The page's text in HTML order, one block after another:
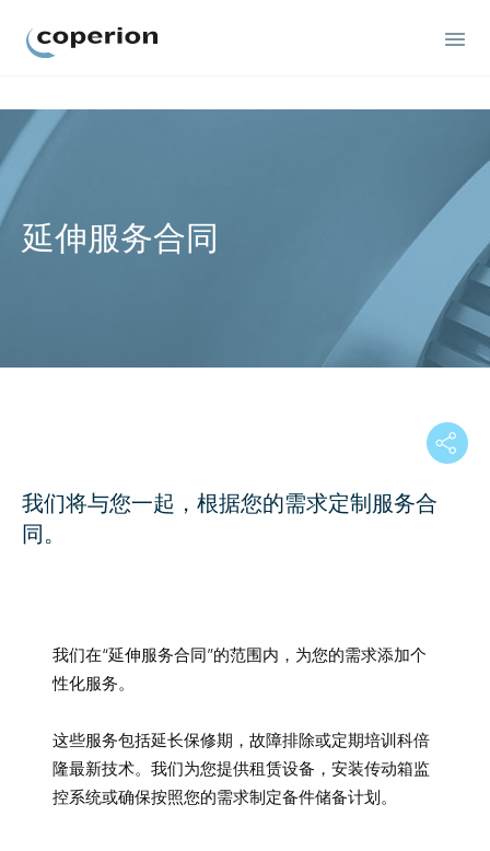
延伸服务合同
我们将与您一起，根据您的需求定制服务合
同。
我们在“延伸服务合同”的范围内，为您的需求添加个
性化服务。
这些服务包括延长保修期，故障排除或定期培训科倍
隆最新技术。我们为您提供租赁设备，安装传动箱监
控系统或确保按照您的需求制定备件储备计划。